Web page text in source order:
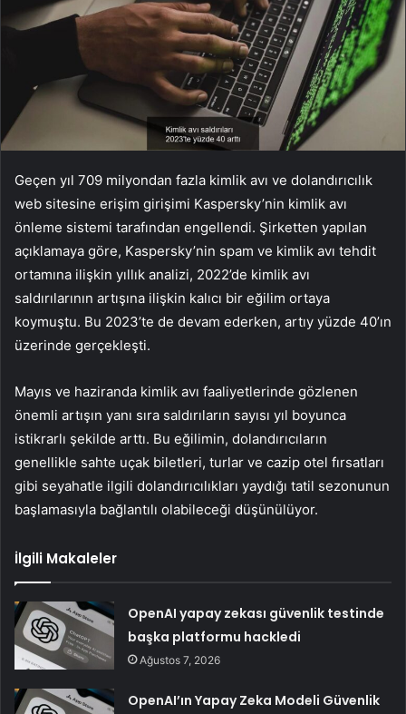
Geçen yıl 709 milyondan fazla kimlik avı ve dolandırıcılık
web sitesine erişim girişimi Kaspersky’nin kimlik avı
önleme sistemi tarafından engellendi. Şirketten yapılan
açıklamaya göre, Kaspersky’nin spam ve kimlik avı tehdit
ortamına ilişkin yıllık analizi, 2022’de kimlik avı
saldırılarının artışına ilişkin kalıcı bir eğilim ortaya
koymuştu. Bu 2023’te de devam ederken, artıy yüzde 40’ın
üzerinde gerçekleşti.
Mayıs ve haziranda kimlik avı faaliyetlerinde gözlenen
önemli artışın yanı sıra saldırıların sayısı yıl boyunca
istikrarlı şekilde arttı. Bu eğilimin, dolandırıcıların
genellikle sahte uçak biletleri, turlar ve cazip otel fırsatları
gibi seyahatle ilgili dolandırıcılıkları yaydığı tatil sezonunun
başlamasıyla bağlantılı olabileceği düşünülüyor.
İlgili Makaleler
OpenAI yapay zekası güvenlik testinde
başka platformu hackledi
Ağustos 7, 2026
OpenAI’ın Yapay Zeka Modeli Güvenlik